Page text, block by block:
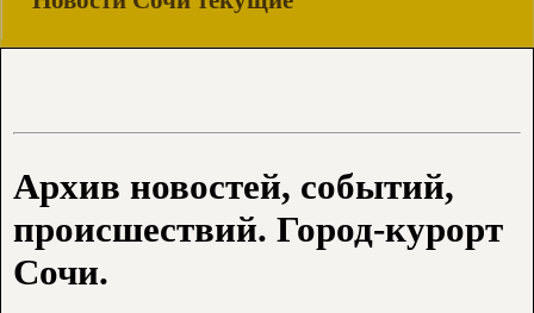
Архив новостей, событий,
происшествий. Город-курорт
Сочи.